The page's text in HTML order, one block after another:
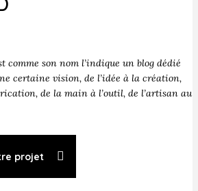
comme son nom l’indique un blog dédié
certaine vision, de l’idée à la création,
de la main à l’outil, de l’artisan au
projet